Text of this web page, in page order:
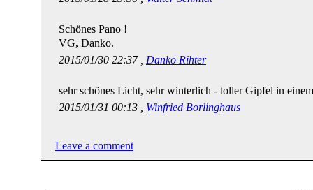
Schönes Pano !
VG, Danko.
2015/01/30 22:37 , Danko Rihter
sehr schönes Licht, sehr winterlich - toller Gipfel in
2015/01/31 00:13 , Winfried Borlinghaus
Leave a comment